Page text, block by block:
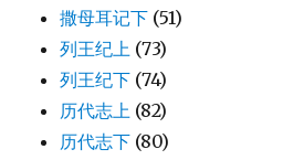
撒母耳记下 (51)
列王纪上 (73)
列王纪下 (74)
历代志上 (82)
历代志下 (80)